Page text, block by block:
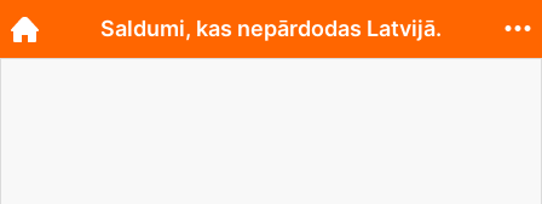
Saldumi, kas nepārdodas Latvijā.